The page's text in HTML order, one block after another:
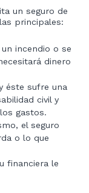
un seguro de
principales:
incendio o se
dinero
éste sufre una
civil y
gastos.
el seguro
o lo que
financiera le